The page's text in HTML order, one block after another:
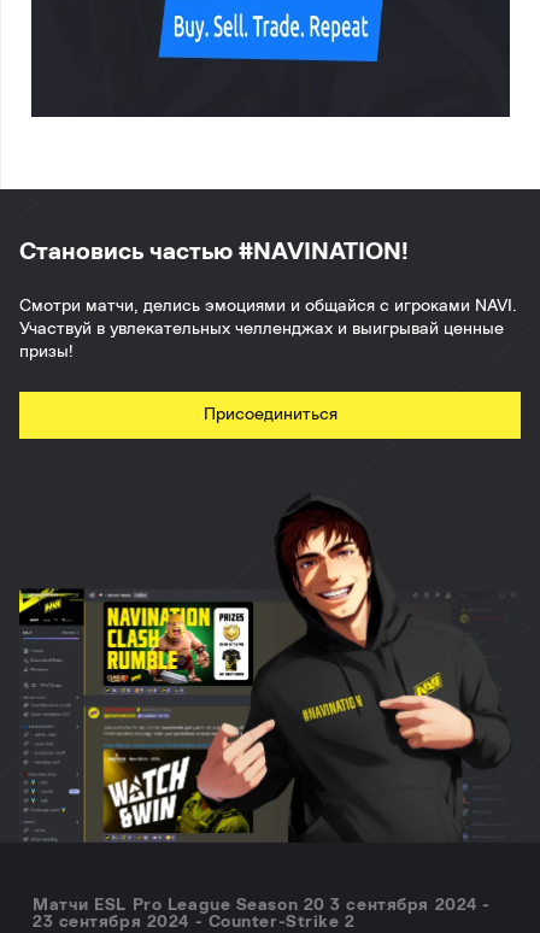
Становись частью #NAVINATION!
Смотри матчи, делись эмоциями и общайся с игроками NAVI.
Участвуй в увлекательных челленджах и выигрывай ценные
призы!
Присоединиться
Матчи ESL Pro League Season 20 3 сентября 2024 -
23 сентября 2024 - Counter-Strike 2